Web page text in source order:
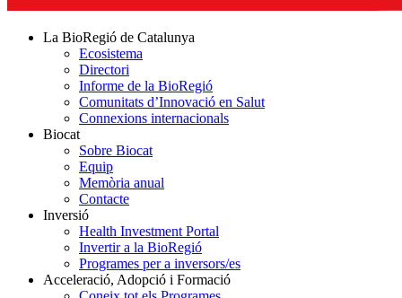
La BioRegió de Catalunya
Ecosistema
Directori
Informe de la BioRegió
Comunitats d’Innovació en Salut
Connexions internacionals
Biocat
Sobre Biocat
Equip
Memòria anual
Contacte
Inversió
Health Investment Portal
Invertir a la BioRegió
Programes per a inversors/es
Acceleració, Adopció i Formació